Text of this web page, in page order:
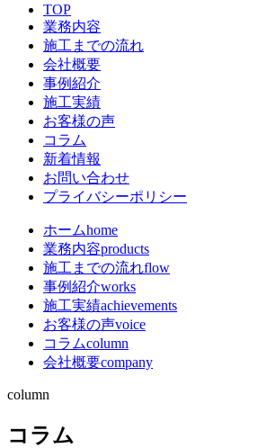
TOP
業務内容
施工までの流れ
会社概要
事例紹介
施工実績
お客様の声
コラム
新着情報
お問い合わせ
プライバシーポリシー
ホームhome
業務内容products
施工までの流れflow
事例紹介works
施工実績achievements
お客様の声voice
コラムcolumn
会社概要company
column
コラム